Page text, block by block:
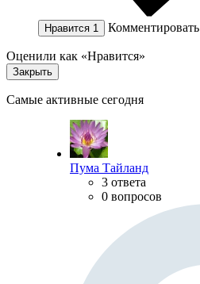
Нравится 1 Комментировать
Оценили как «Нравится»
Закрыть
Самые активные сегодня
Пума Тайланд
3 ответа
0 вопросов